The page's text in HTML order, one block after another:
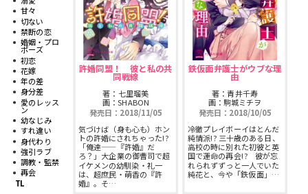
arca comics
G-Lish
カクテルキス文庫
スフレコミックス
ロイヤルキス＆チュールキス
ジャンルから探す
BLコミック
TLコミック
BLノベル
TLノベル
メニュー
ニュース
作品一覧
会社情報一覧
会社概要
甘々
切ない
禁断の恋
婚姻・プロ
ポーズ
初恋
花嫁
年の差
身分差
愛のレッス
ン
幼なじみ
すれ違い
身代わり
強引ラブ
調教・監禁
再会
TL
許婚同盟！ 彼と私の共
同戦線
著：七里瑠美
画：SHABON
発売日：2018/11/05
気づけば（身も心も）ホン
トの許婚にされちゃった!?
「俺達——『許婚』だ
ろ？」大企業の御曹司で超
イケメンの幼馴染・礼一
は、超庶民・萌香の『許
婚』。そ…
鉄仮面弁護士がウブな理
由
著：青井千寿
画：駒城ミチヲ
発売日：2018/10/05
冷徹プレイボーイはとんだ
純情派!? 三十歳のある日、
高校の時に別れた初彼と英
国で運命の再会!? 彼が忘
れられずずっと一人でいた
純花と、今や「鉄仮面」…